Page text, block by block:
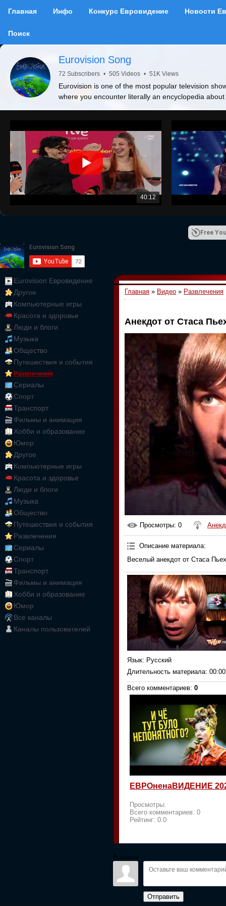
Главная Инфо Конкурс Евровидение Новости
Поиск
Eurovision Song
72 Subscribers • 505 Videos • 51K Views
Eurovision is one of the most popular television
where you encounter literally an encyclopedia
40:12
Free
Eurovision Евровидение
Другое
Компьютерные игры
Красота и здоровье
Люди и блоги
Музыка
Общество
Путешествия и события
Развлечения
Сериалы
Спорт
Транспорт
Фильмы и анимация
Хобби и образование
Юмор
Другое
Компьютерные игры
Красота и здоровье
Люди и блоги
Музыка
Общество
Путешествия и события
Развлечения
Сериалы
Спорт
Транспорт
Фильмы и анимация
Хобби и образование
Юмор
Все каналы
Каналы пользователей
Главная » Видео » Развлечения
Анекдот от Стаса
Просмотры: 0
Описание материала:
Веселый анекдот от Стаса
Язык: Русский
Длительность материала:
Всего комментариев: 0
ЕВРОненаВИДЕНИЕ
Просмотры:
Всего комментариев: 0
Рейтинг: 0.0
Войдите:
Отправить